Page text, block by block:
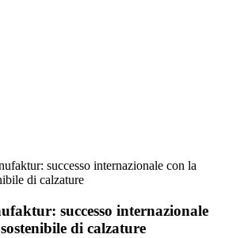
successo internazionale con la
di calzature
successo internazionale
di calzature